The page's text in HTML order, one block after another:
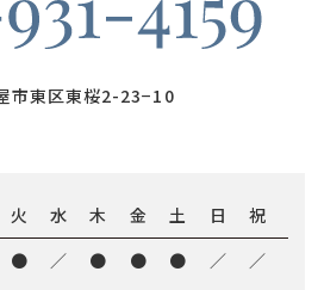
市東区東桜2-23−10
火 水 木 金 土 日
祝
● ／ ● ● ● ／
／